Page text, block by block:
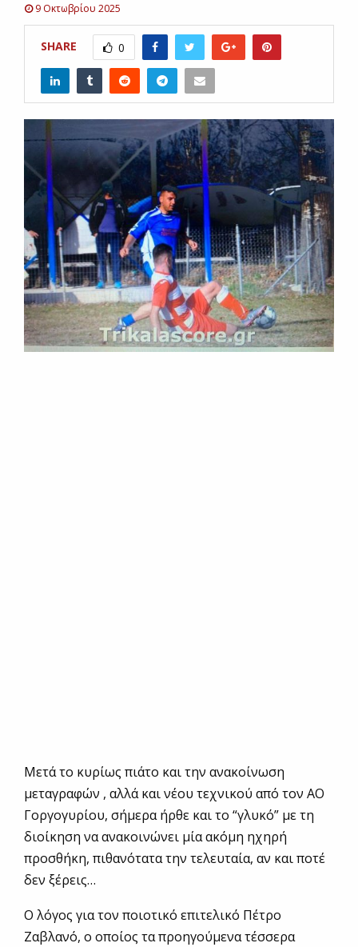
9 Οκτωβρίου 2025
SHARE 0
Μετά το κυρίως πιάτο και την ανακοίνωση
μεταγραφών , αλλά και νέου τεχνικού από τον ΑΟ
Γοργογυρίου, σήμερα ήρθε και το “γλυκό” με τη
διοίκηση να ανακοινώνει μία ακόμη ηχηρή
προσθήκη, πιθανότατα την τελευταία, αν και ποτέ
δεν ξέρεις…
O λόγος για τον ποιοτικό επιτελικό Πέτρο
Ζαβλανό, ο οποίος τα προηγούμενα τέσσερα